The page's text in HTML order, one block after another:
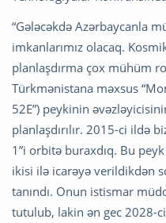
“Gələcəkdə Azərbaycanla
imkanlarımız olacaq.
planlaşdırma çox mühüm
Türkmənistana məxsus
52E”) peykinin
planlaşdırılır. 2015-ci ildə
1”i orbitə buraxdıq. Bu
ikisi ilə icarəyə verildikdən
tanındı. Onun istismar
tutulub, lakin ən gec 2028-